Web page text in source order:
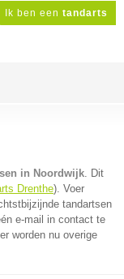
Ik ben een tandarts
in Noordwijk. Dit
Drenthe). Voer
tandartsen
e-mail in contact te
worden nu overige